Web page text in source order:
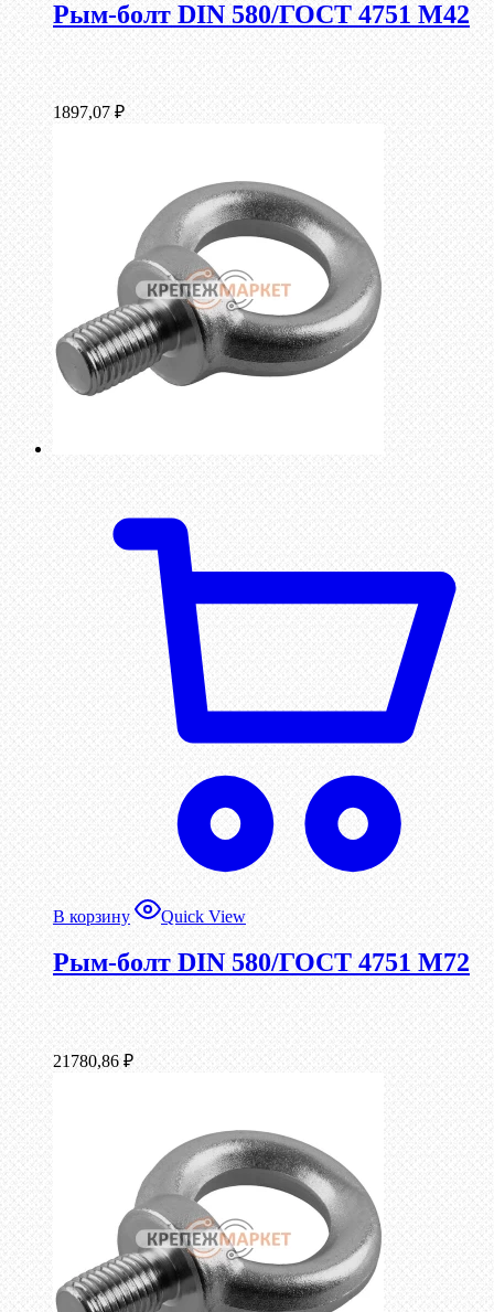
Рым-болт DIN 580/ГОСТ 4751 М42
1897,07 ₽
В корзину Quick View
Рым-болт DIN 580/ГОСТ 4751 М72
21780,86 ₽